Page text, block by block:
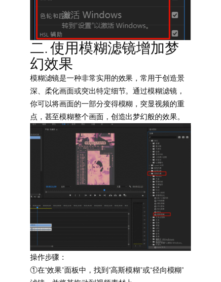
二. 使用模糊滤镜增加梦
幻效果
模糊滤镜是一种非常实用的效果，常用于创造景
深、柔化画面或突出特定细节。通过模糊滤镜，
你可以将画面的一部分变得模糊，突显视频的重
点，甚至模糊整个画面，创造出梦幻般的效果。
操作步骤：
①在“效果”面板中，找到“高斯模糊”或“径向模糊”